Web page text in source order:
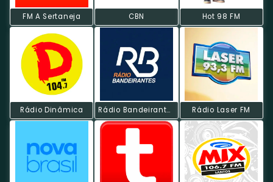
FM A Sertaneja CBN Hot 98 FM
Rádio Dinâmica Rádio Bandeirantes FM Rádio Laser FM